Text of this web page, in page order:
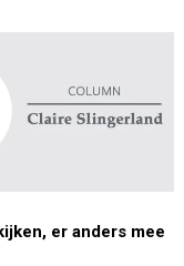
er anders mee